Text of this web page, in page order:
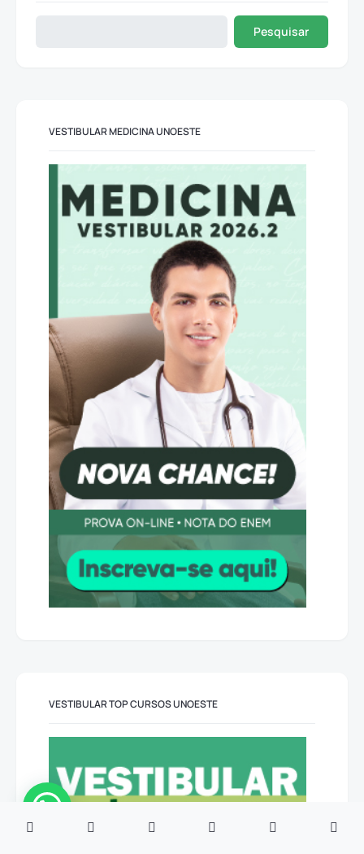
Pesquisar
VESTIBULAR MEDICINA UNOESTE
VESTIBULAR TOP CURSOS UNOESTE